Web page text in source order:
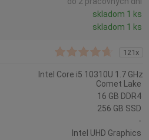
skladom 1 ks
skladom 1 ks
121x
Intel Core i5 10310U 1.7 GHz
Comet Lake
16 GB DDR4
256 GB SSD
-
Intel UHD Graphics